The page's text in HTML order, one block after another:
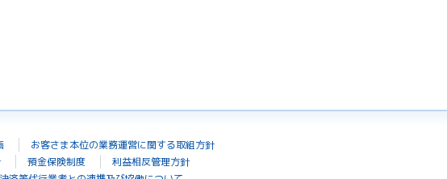
お客さま本位の業務運営に関する取組方針
預金保険制度
利益相反管理方針